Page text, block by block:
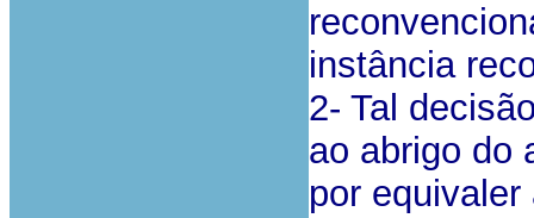
instância
2- Tal
ao abrigo do
por